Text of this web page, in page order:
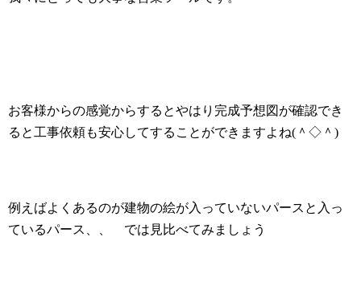
お客様からの感覚からするとやはり完成予想図が確認でき
ると工事依頼も安心してすることができますよね( ＾◇＾ )
例えばよくあるのが建物の絵が入っていないパースと入っ
ているパース、、 では見比べてみましょう